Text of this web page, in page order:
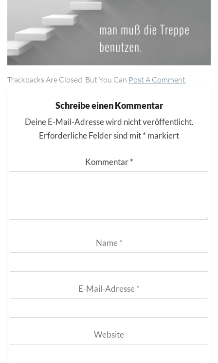
Trackbacks Are Closed, But You Can Post A Comment.
Schreibe einen Kommentar
Deine E-Mail-Adresse wird nicht veröffentlicht.
Erforderliche Felder sind mit* markiert
Kommentar*
Name*
E-Mail-Adresse*
Website